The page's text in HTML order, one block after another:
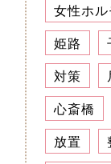
女性ホル
姫路
対策
心斎橋
放置